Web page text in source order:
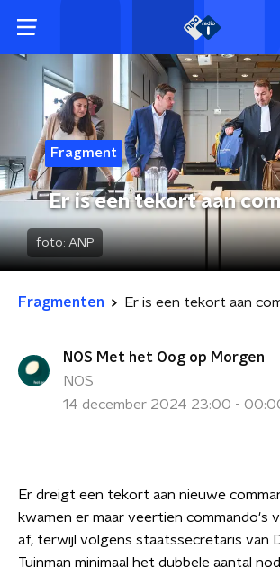
Fragment
Er is een tekort aan
foto: ANP
Fragmenten Er is een tekort aan
NOS Met het Oog op Morgen
NOS
14 december 2024 23:00 -
Er dreigt een tekort aan nieuwe
kwamen er maar veertien commando's
af, terwijl volgens staatssecretaris van
Tuinman minimaal het dubbele aantal